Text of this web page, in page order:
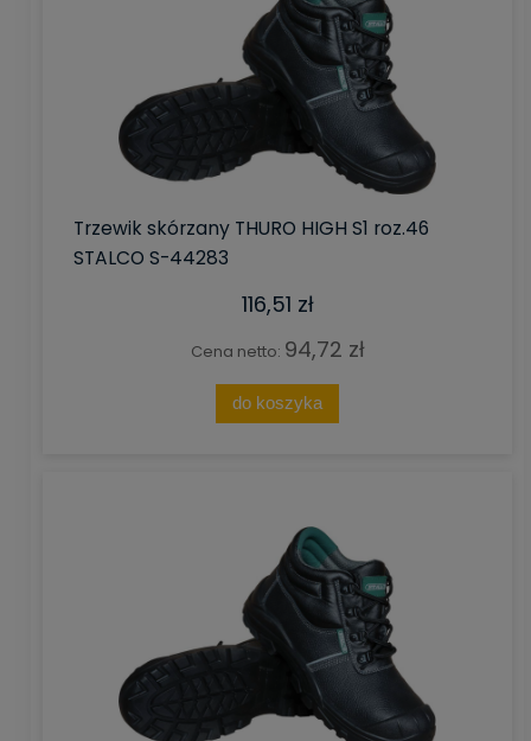
Trzewik skórzany THURO HIGH S1 roz.46
STALCO S-44283
116,51 zł
Cena netto: 94,72 zł
do koszyka